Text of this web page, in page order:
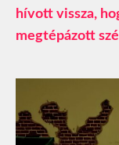
hívott vissza,
megtépázott